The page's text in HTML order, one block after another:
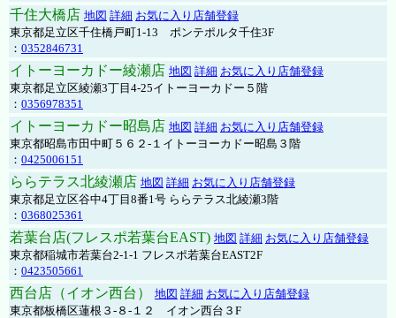
千住大橋店 地図 詳細 お気に入り店舗登録
東京都足立区千住橋戸町1-13 ポンテポルタ千住3F
： 0352846731
イトーヨーカドー綾瀬店 地図 詳細 お気に入り店舗登録
東京都足立区綾瀬3丁目4-25イトーヨーカドー５階
： 0356978351
イトーヨーカドー昭島店 地図 詳細 お気に入り店舗登録
東京都昭島市田中町５６２-１イトーヨーカドー昭島３階
： 0425006151
ららテラス北綾瀬店 地図 詳細 お気に入り店舗登録
東京都足立区谷中4丁目8番1号 ららテラス北綾瀬3階
： 0368025361
若葉台店(フレスポ若葉台EAST) 地図 詳細 お気に入り店舗登録
東京都稲城市若葉台2-1-1 フレスポ若葉台EAST2F
： 0423505661
西台店（イオン西台） 地図 詳細 お気に入り店舗登録
東京都板橋区蓮根３-８-１２ イオン西台３F